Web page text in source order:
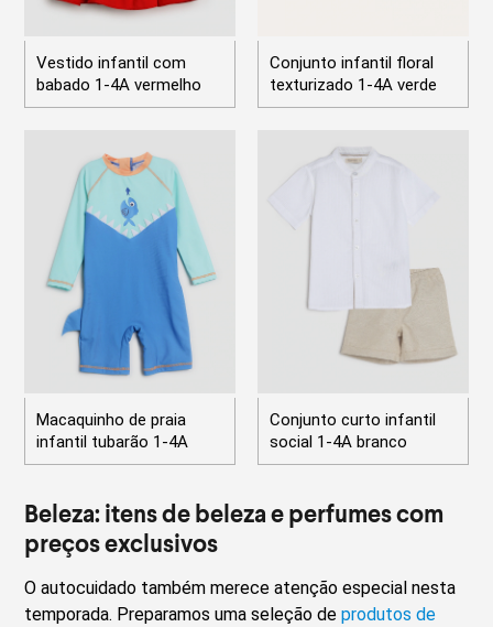
Vestido infantil com
babado 1-4A vermelho
Conjunto infantil floral
texturizado 1-4A verde
Macaquinho de praia
infantil tubarão 1-4A
Conjunto curto infantil
social 1-4A branco
Beleza: itens de beleza e perfumes com
preços exclusivos
O autocuidado também merece atenção especial nesta
temporada. Preparamos uma seleção deprodutos de